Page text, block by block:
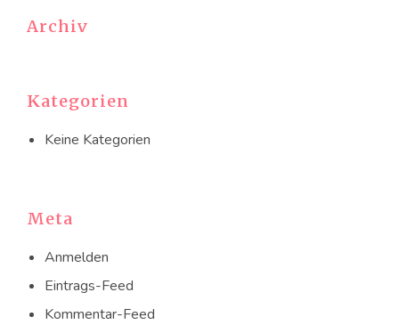
Archiv
Kategorien
Keine Kategorien
Meta
Anmelden
Eintrags-Feed
Kommentar-Feed